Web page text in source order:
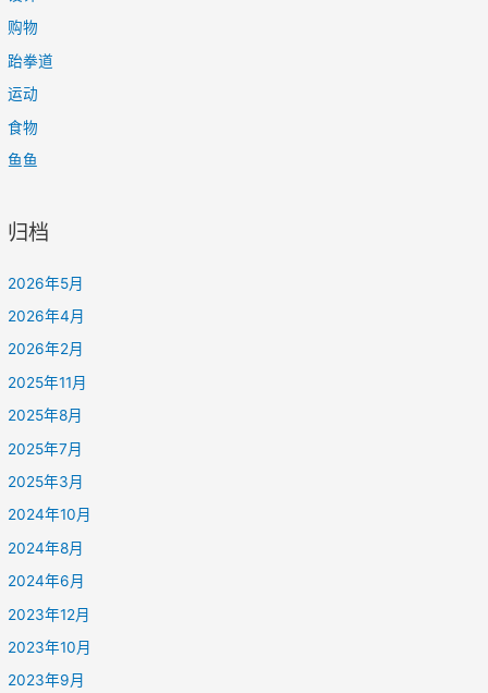
购物
跆拳道
运动
食物
鱼鱼
归档
2026年5月
2026年4月
2026年2月
2025年11月
2025年8月
2025年7月
2025年3月
2024年10月
2024年8月
2024年6月
2023年12月
2023年10月
2023年9月